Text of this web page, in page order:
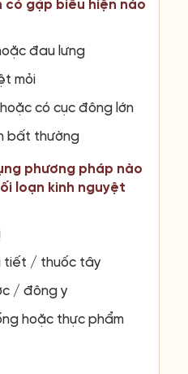
có gặp biểu hiện nào
đau lưng
mỏi
hoặc có cục đông lớn
bất thường
phương pháp nào
loạn kinh nguyệt
tiết / thuốc tây
/ đông y
hoặc thực phẩm